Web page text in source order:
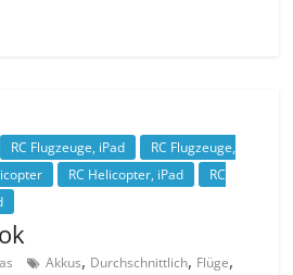
RC Flugzeuge, iPad
RC Flugzeuge,
RC Helicopter, iPad
RC
Akkus, Durchschnittlich, Flüge,